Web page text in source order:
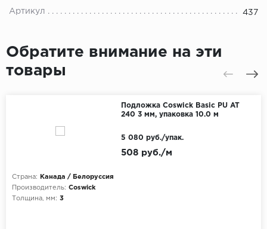
Артикул 437
Обратите внимание на эти
товары
Подложка Coswick Basic PU AT
240 3 мм, упаковка 10.0 м
Страна:
Канада / Белоруссия
Производитель: Coswick
Толщина, мм: 3
508 руб./м
5 080 руб./упак.